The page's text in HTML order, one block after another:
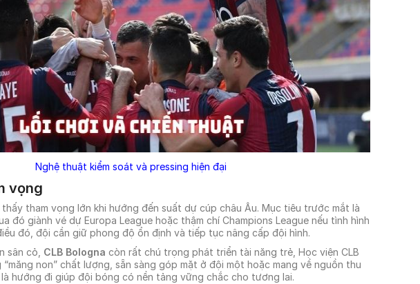
Nghệ thuật kiểm soát và pressing hiện đại
vọng
tham vọng lớn khi hướng đến suất dự cúp châu Âu. Mục tiêu trước mắt là
đó giành vé dự Europa League hoặc thậm chí Champions League nếu tình hình
đó, đội cần giữ phong độ ổn định và tiếp tục nâng cấp đội hình.
sân cỏ, CLB Bologna còn rất chú trọng phát triển tài năng trẻ, Học viện CLB
non” chất lượng, sẵn sàng góp mặt ở đội một hoặc mang về nguồn thu
hướng đi giúp đội bóng có nền tảng vững chắc cho tương lai.